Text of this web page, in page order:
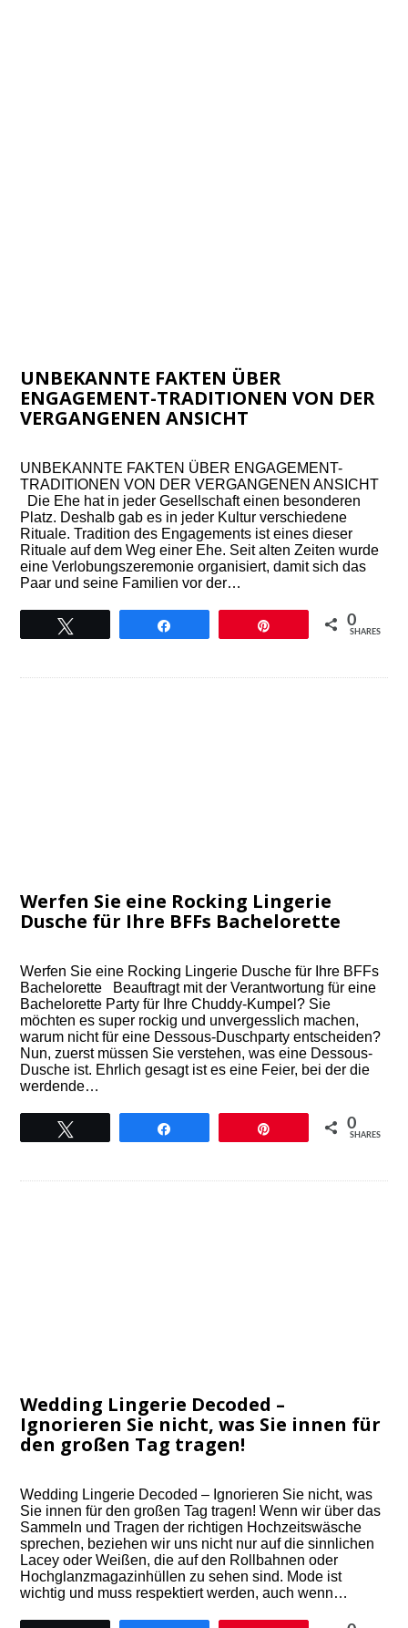
UNBEKANNTE FAKTEN ÜBER
ENGAGEMENT-TRADITIONEN VON DER
VERGANGENEN ANSICHT
UNBEKANNTE FAKTEN ÜBER ENGAGEMENT-
TRADITIONEN VON DER VERGANGENEN ANSICHT
Die Ehe hat in jeder Gesellschaft einen besonderen
Platz. Deshalb gab es in jeder Kultur verschiedene
Rituale. Tradition des Engagements ist eines dieser
Rituale auf dem Weg einer Ehe. Seit alten Zeiten wurde
eine Verlobungszeremonie organisiert, damit sich das
Paar und seine Familien vor der…
0
SHARES
Werfen Sie eine Rocking Lingerie
Dusche für Ihre BFFs Bachelorette
Werfen Sie eine Rocking Lingerie Dusche für Ihre BFFs
Bachelorette Beauftragt mit der Verantwortung für eine
Bachelorette Party für Ihre Chuddy-Kumpel? Sie
möchten es super rockig und unvergesslich machen,
warum nicht für eine Dessous-Duschparty entscheiden?
Nun, zuerst müssen Sie verstehen, was eine Dessous-
Dusche ist. Ehrlich gesagt ist es eine Feier, bei der die
werdende…
0
SHARES
Wedding Lingerie Decoded –
Ignorieren Sie nicht, was Sie innen für
den großen Tag tragen!
Wedding Lingerie Decoded – Ignorieren Sie nicht, was
Sie innen für den großen Tag tragen! Wenn wir über das
Sammeln und Tragen der richtigen Hochzeitswäsche
sprechen, beziehen wir uns nicht nur auf die sinnlichen
Lacey oder Weißen, die auf den Rollbahnen oder
Hochglanzmagazinhüllen zu sehen sind. Mode ist
wichtig und muss respektiert werden, auch wenn…